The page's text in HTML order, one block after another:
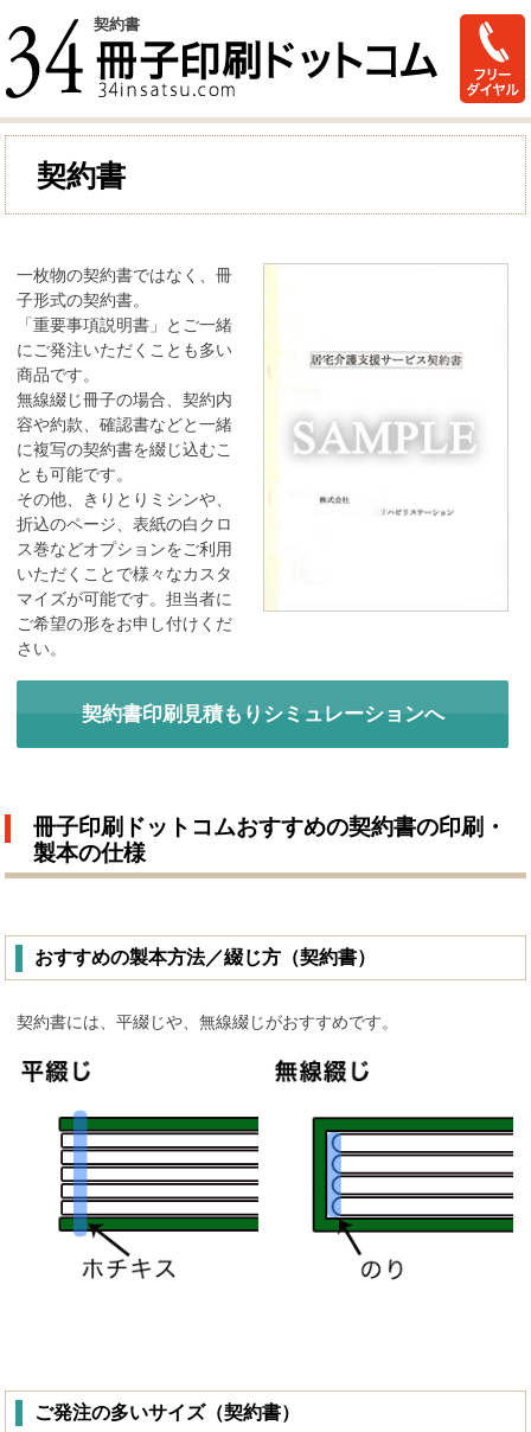
契約書
契約書
一枚物の契約書ではなく、冊
子形式の契約書。
「重要事項説明書」とご一緒
にご発注いただくことも多い
商品です。
無線綴じ冊子の場合、契約内
容や約款、確認書などと一緒
に複写の契約書を綴じ込むこ
とも可能です。
その他、きりとりミシンや、
折込のページ、表紙の白クロ
ス巻などオプションをご利用
いただくことで様々なカスタ
マイズが可能です。担当者に
ご希望の形をお申し付けくだ
さい。
契約書印刷見積もりシミュレーションへ
冊子印刷ドットコムおすすめの契約書の印刷・
製本の仕様
おすすめの製本方法／綴じ方（契約書）
契約書には、平綴じや、無線綴じがおすすめです。
ご発注の多いサイズ（契約書）